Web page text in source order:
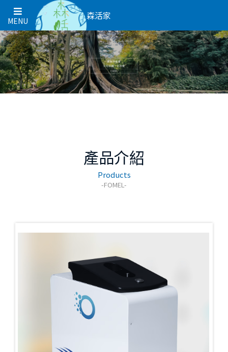
MENU 森活家
產品介紹
Products